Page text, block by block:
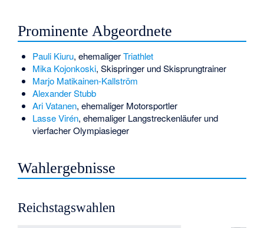
Prominente Abgeordnete
Pauli Kiuru, ehemaligerTriathlet
Mika Kojonkoski, Skispringer und Skisprungtrainer
Marjo Matikainen-Kallström
Alexander Stubb
Ari Vatanen, ehemaliger Motorsportler
Lasse Virén, ehemaliger Langstreckenläufer und
vierfacher Olympiasieger
Wahlergebnisse
Reichstagswahlen